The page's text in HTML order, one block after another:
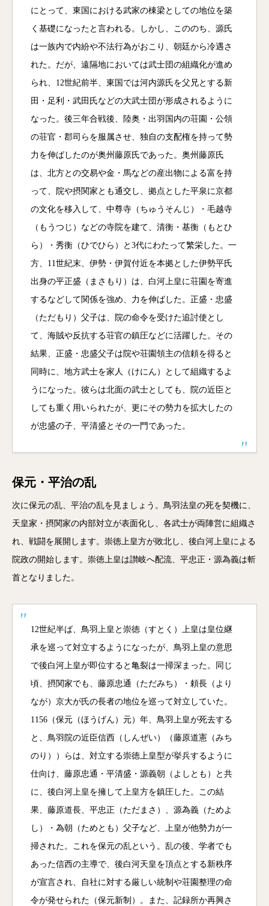
にとって、東国における武家の棟梁としての地位を築
く基礎になったと言われる。しかし、こののち、源氏
は一族内で内紛や不法行為がおこり、朝廷から冷遇さ
れた。だが、遠隔地においては武士団の組織化が進め
られ、12世紀前半、東国では河内源氏を父兄とする新
田・足利・武田氏などの大武士団が形成されるように
なった。後三年合戦後、陸奥・出羽国内の荘園・公領
の荘官・郡司らを服属させ、独自の支配権を持って勢
力を伸ばしたのが奥州藤原氏であった。奥州藤原氏
は、北方との交易や金・馬などの産出物による富を持
って、院や摂関家とも通交し、拠点とした平泉に京都
の文化を移入して、中尊寺（ちゅうそんじ）・毛越寺
（もうつじ）などの寺院を建て、清衡・基衡（もとひ
ら）・秀衡（ひでひら）と3代にわたって繁栄した。一
方、11世紀末、伊勢・伊賀付近を本拠とした伊勢平氏
出身の平正盛（まさもり）は、白河上皇に荘園を寄進
するなどして関係を強め、力を伸ばした。正盛・忠盛
（ただもり）父子は、院の命令を受けた追討使とし
て、海賊や反抗する荘官の鎮圧などに活躍した。その
結果、正盛・忠盛父子は院や荘園領主の信頼を得ると
同時に、地方武士を家人（けにん）として組織するよ
うになった。彼らは北面の武士としても、院の近臣と
しても重く用いられたが、更にその勢力を拡大したの
が忠盛の子、平清盛とその一門であった。
保元・平治の乱
次に保元の乱、平治の乱を見ましょう。鳥羽法皇の死を契機に、
天皇家・摂関家の内部対立が表面化し、各武士が両陣営に組織さ
れ、戦闘を展開します。崇徳上皇方が敗北し、後白河上皇による
院政の開始します。崇徳上皇は讃岐へ配流、平忠正・源為義は斬
首となりました。
12世紀半ば、鳥羽上皇と崇徳（すとく）上皇は皇位継
承を巡って対立するようになったが、鳥羽上皇の意思
で後白河上皇が即位すると亀裂は一掃深まった。同じ
頃、摂関家でも、藤原忠通（ただみち）・頼長（より
なが）京大が氏の長者の地位を巡って対立していた。
1156（保元（ほうげん）元）年、鳥羽上皇が死去する
と、鳥羽院の近臣信西（しんぜい）（藤原道憲（みち
のり））らは、対立する崇徳上皇型が挙兵するように
仕向け、藤原忠通・平清盛・源義朝（よしとも）と共
に、後白河上皇を擁して上皇方を鎮圧した。この結
果、藤原道長、平忠正（ただまさ）、源為義（ためよ
し）・為朝（ためとも）父子など、上皇が他勢力が一
掃された。これを保元の乱という。乱の後、学者でも
あった信西の主導で、後白河天皇を頂点とする新秩序
が宣言され、自社に対する厳しい統制や荘園整理の命
令が発せられた（保元新制）。また、記録所か再興さ